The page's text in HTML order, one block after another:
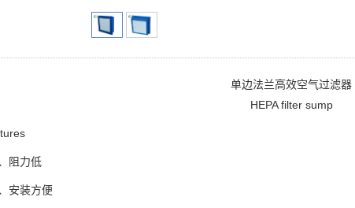
单边法兰高效空气过滤器
HEPA filter sump
阻力低
安装方便